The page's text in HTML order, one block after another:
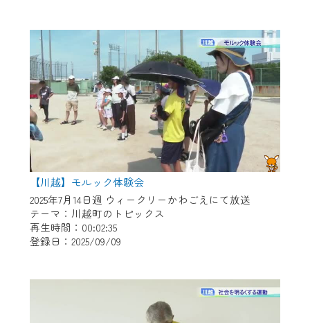
【川越】モルック体験会
2025年7月14日週 ウィークリーかわごえにて放送
テーマ：川越町のトピックス
再生時間：00:02:35
登録日：2025/09/09